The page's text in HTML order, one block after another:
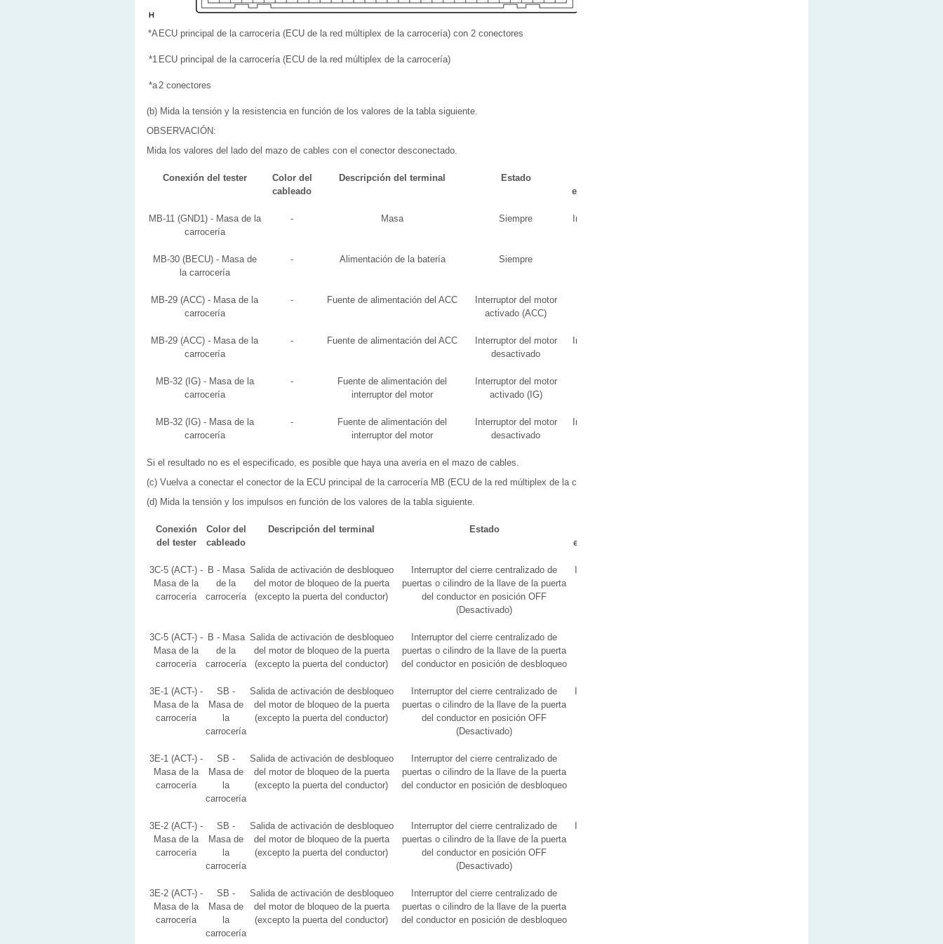
*A ECU principal de la carrocería (ECU de la red múltiplex de la carrocería) con 2 conectores
*1 ECU principal de la carrocería (ECU de la red múltiplex de la carrocería)
*a2 conectores
(b) Mida la tensión y la resistencia en función de los valores de la tabla siguiente.
OBSERVACIÓN:
Mida los valores del lado del mazo de cables con el conector desconectado.
Conexión del tester
Color del
cableado
Descripción del terminal Estado
especificado
MB-11 (GND1) - Masa de la
carrocería
- Masa Siempre Inferior a 1 Ω
MB-30 (BECU) - Masa de
la carrocería
- Alimentación de la batería Siempre
MB-29 (ACC) - Masa de la
carrocería
- Fuente de alimentación del ACC
Interruptor del motor
activado (ACC)
MB-29 (ACC) - Masa de la
carrocería
- Fuente de alimentación del ACC
Interruptor del motor
desactivado
Inferior a 1 V
MB-32 (IG) - Masa de la
carrocería
-
Fuente de alimentación del
interruptor del motor
Interruptor del motor
activado (IG)
MB-32 (IG) - Masa de la
carrocería
-
Fuente de alimentación del
interruptor del motor
Interruptor del motor
desactivado
Inferior a 1 V
Si el resultado no es el especificado, es posible que haya una avería en el mazo de cables.
(c) Vuelva a conectar el conector de la ECU principal de la carrocería MB (ECU de la red múltiplex de la carrocería).
(d) Mida la tensión y los impulsos en función de los valores de la tabla siguiente.
Conexión
del tester
Color del
cableado
Descripción del terminal Estado
especificado
3C-5 (ACT-) -
Masa de la
carrocería
B - Masa
de la
carrocería
Salida de activación de desbloqueo
del motor de bloqueo de la puerta
(excepto la puerta del conductor)
Interruptor del cierre centralizado de
puertas o cilindro de la llave de la puerta
del conductor en posición OFF
(Desactivado)
3C-5 (ACT-) -
Masa de la
carrocería
B - Masa
de la
carrocería
Salida de activación de desbloqueo
del motor de bloqueo de la puerta
(excepto la puerta del conductor)
Interruptor del cierre centralizado de
puertas o cilindro de la llave de la puerta
del conductor en posición de desbloqueo
3E-1 (ACT-) -
Masa de la
carrocería
SB -
Masa de
la
carrocería
Salida de activación de desbloqueo
del motor de bloqueo de la puerta
(excepto la puerta del conductor)
Interruptor del cierre centralizado de
puertas o cilindro de la llave de la puerta
del conductor en posición OFF
(Desactivado)
3E-1 (ACT-) -
Masa de la
carrocería
SB -
Masa de
la
carrocería
Salida de activación de desbloqueo
del motor de bloqueo de la puerta
(excepto la puerta del conductor)
Interruptor del cierre centralizado de
puertas o cilindro de la llave de la puerta
del conductor en posición de desbloqueo
3E-2 (ACT-) -
Masa de la
carrocería
SB -
Masa de
la
carrocería
Salida de activación de desbloqueo
del motor de bloqueo de la puerta
(excepto la puerta del conductor)
Interruptor del cierre centralizado de
puertas o cilindro de la llave de la puerta
del conductor en posición OFF
(Desactivado)
3E-2 (ACT-) -
Masa de la
carrocería
SB -
Masa de
la
carrocería
Salida de activación de desbloqueo
del motor de bloqueo de la puerta
(excepto la puerta del conductor)
Interruptor del cierre centralizado de
puertas o cilindro de la llave de la puerta
del conductor en posición de desbloqueo